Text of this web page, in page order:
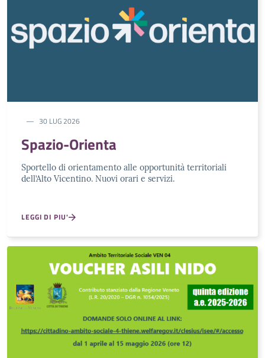
30 LUG 2026
Spazio-Orienta
Sportello di orientamento alle opportunità territoriali
dell’Alto Vicentino. Nuovi orari e servizi.
LEGGI DI PIU'